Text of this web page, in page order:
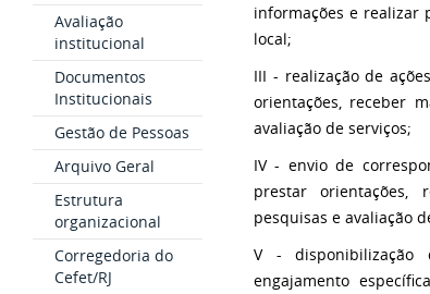
Avaliação
institucional
Documentos
Institucionais
Gestão de Pessoas
Arquivo Geral
Estrutura
organizacional
Corregedoria do
Cefet/RJ
informações e realizar
local;
III - realização de
orientações, receber
avaliação de serviços;
IV - envio de
prestar orientações,
pesquisas e avaliação
V - disponibilização
engajamento